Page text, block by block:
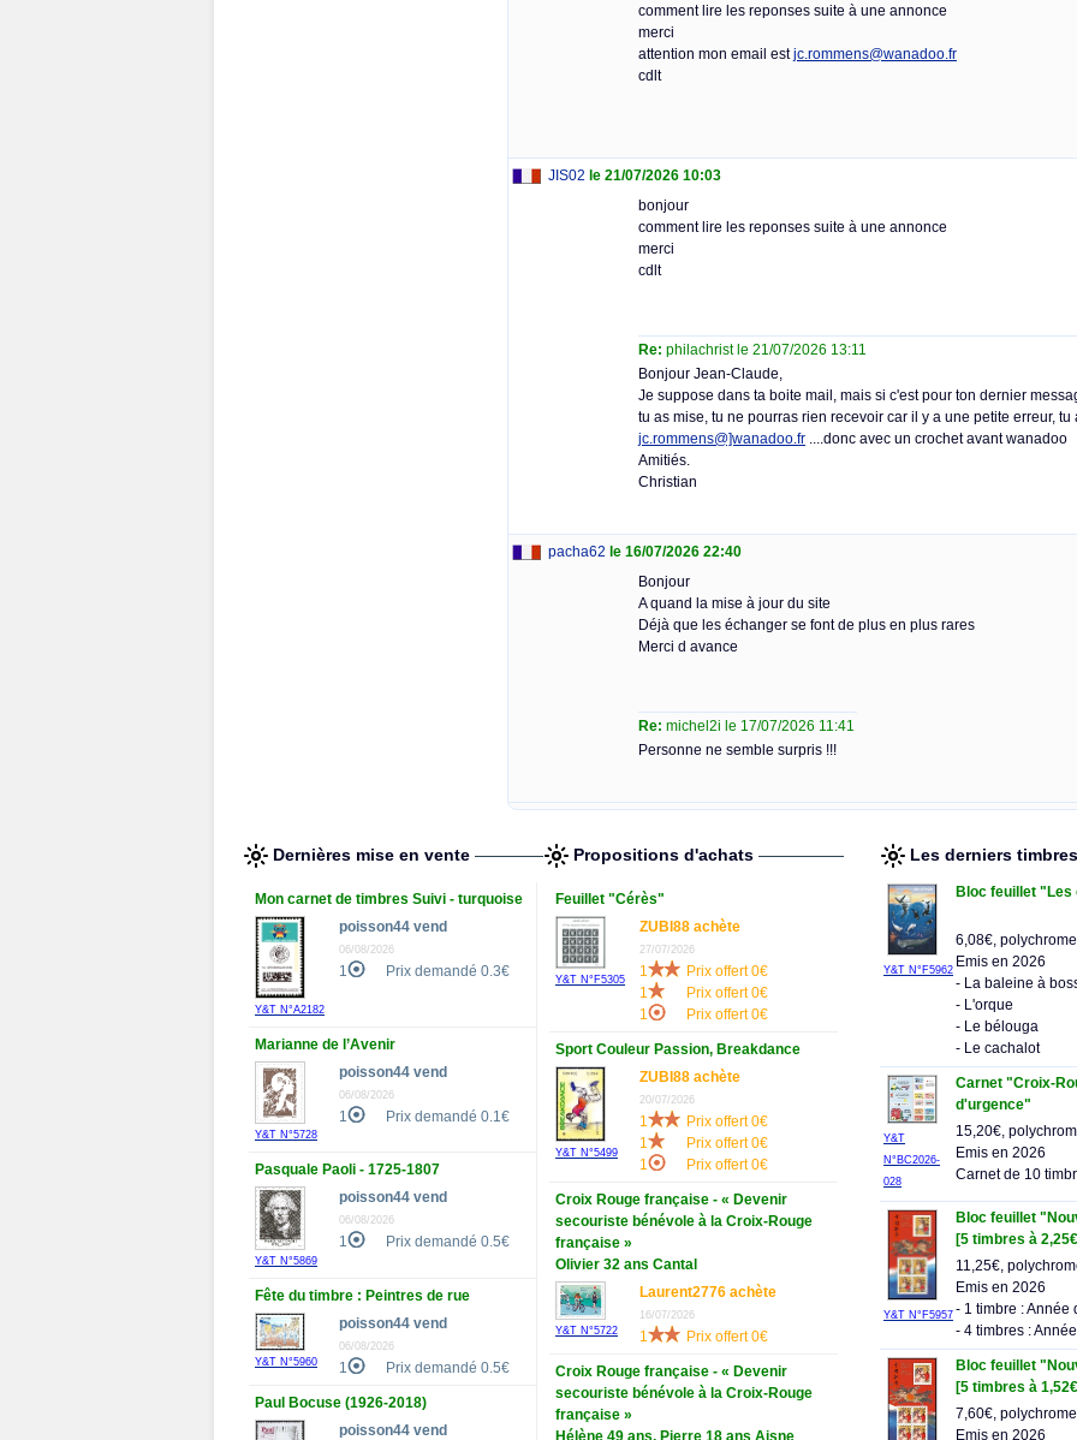
comment lire les reponses suite à une annonce
merci
attention mon email estjc.rommens@wanadoo.fr
cdlt
JIS02 le 21/07/2026 10:03
bonjour
comment lire les reponses suite à une annonce
merci
cdlt
Re: philachrist le 21/07/2026 13:11
Bonjour Jean-Claude,
Je suppose dans ta boite mail, mais si c'est pour ton dernier
tu as mise, tu ne pourras rien recevoir car il y a une petite erreur, tu
jc.rommens@]wanadoo.fr ....donc avec un crochet avant wanadoo
Amitiés.
Christian
pacha62 le 16/07/2026 22:40
Bonjour
A quand la mise à jour du site
Déjà que les échanger se font de plus en plus rares
Merci d avance
Re: michel2i le 17/07/2026 11:41
Personne ne semble surpris !!!
Dernières mise en vente
Mon carnet de timbres Suivi - turquoise
Y&T N°A2182
poisson44 vend
06/08/2026
1 Prix demandé 0.3€
Marianne de l’Avenir
Y&T N°5728
poisson44 vend
06/08/2026
1 Prix demandé 0.1€
Pasquale Paoli - 1725-1807
Y&T N°5869
poisson44 vend
06/08/2026
1 Prix demandé 0.5€
Fête du timbre : Peintres de rue
Y&T N°5960
poisson44 vend
06/08/2026
1 Prix demandé 0.5€
Paul Bocuse (1926-2018)
poisson44 vend
Propositions d'achats
Feuillet "Cérès"
Y&T N°F5305
ZUBI88 achète
27/07/2026
1
Prix offert 0€
1
Prix offert 0€
1
Prix offert 0€
Sport Couleur Passion, Breakdance
Y&T N°5499
ZUBI88 achète
20/07/2026
1
Prix offert 0€
1
Prix offert 0€
1
Prix offert 0€
Croix Rouge française - « Devenir
secouriste bénévole à la Croix-Rouge
française »
Olivier 32 ans Cantal
Y&T N°5722
Laurent2776 achète
16/07/2026
1 Prix offert 0€
Croix Rouge française - « Devenir
secouriste bénévole à la Croix-Rouge
française »
Hélène 49 ans, Pierre 18 ans Aisne
Les derniers
Y&T N°F5962
Bloc feuillet
6,08€, polychrome
Emis en 2026
- La baleine à
- L'orque
- Le bélouga
- Le cachalot
Y&T
N°BC2026-
028
Carnet "Croix-
d'urgence"
15,20€,
Emis en 2026
Carnet de 10
Y&T N°F5957
Bloc feuillet
[5 timbres à
11,25€,
Emis en 2026
- 1 timbre : Année
- 4 timbres :
Bloc feuillet
[5 timbres à
7,60€, polychrome
Emis en 2026